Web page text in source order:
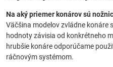
Na aký priemer konárov sú
Väčšina modelov zvládne konáre
hodnoty závisia od konkrétneho
hrubšie konáre odporúčame
ráčnovým systémom.